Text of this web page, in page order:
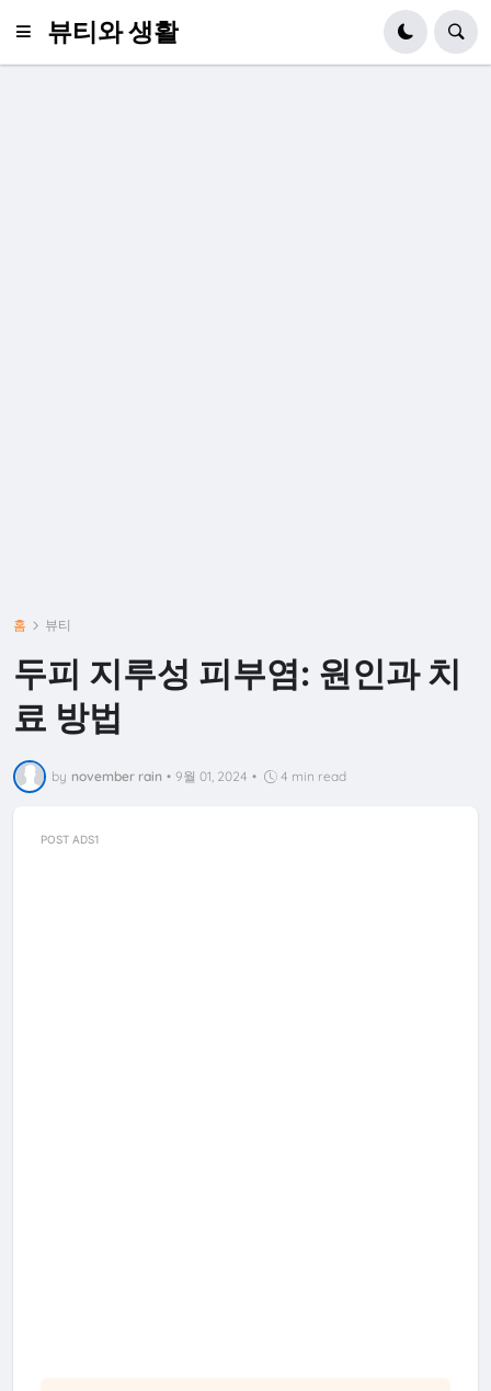
뷰티와 생활
홈 뷰티
두피 지루성 피부염: 원인과 치
료 방법
by november rain • 9월 01, 2024 • 4 min read
POST ADS1